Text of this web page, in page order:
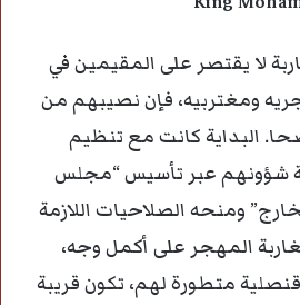
لا يقتصر على المقيمين في
ومغتربيه، فإن نصيبهم من
البداية كانت مع تنظيم
شؤونهم عبر تأسيس “مجلس
ومنحه الصلاحيات اللازمة
المهجر على أكمل وجه،
متطورة لهم، تكون قريبة